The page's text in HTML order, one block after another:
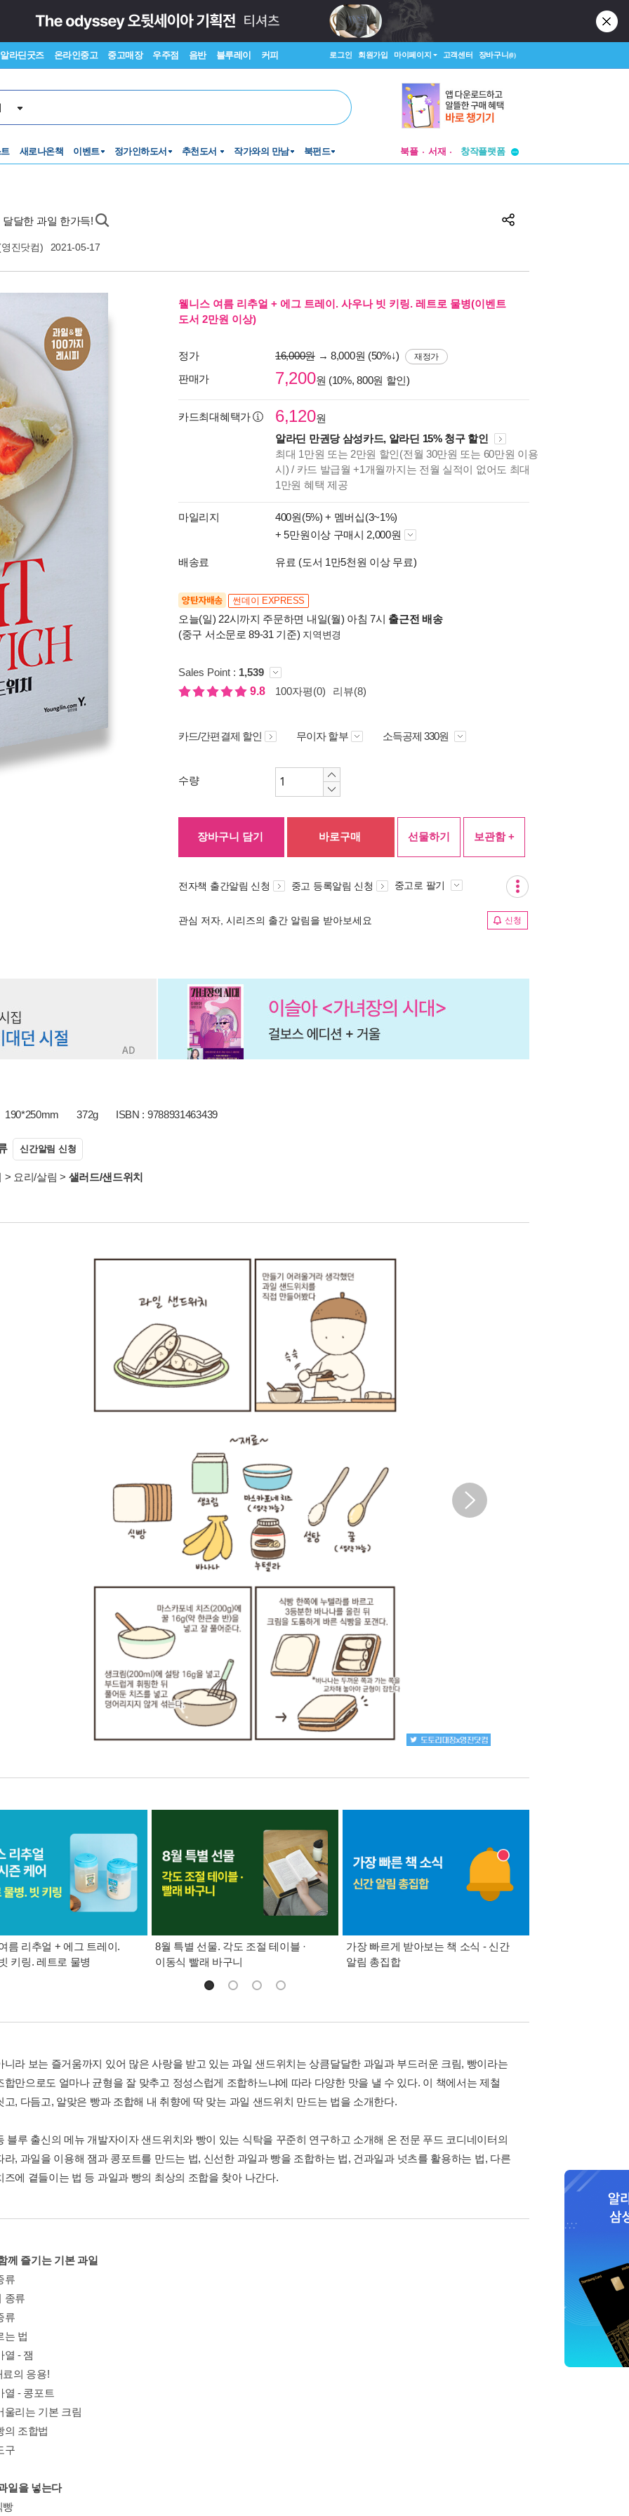
알라딘굿즈 온라인중고 중고매장 우주점 음반 블루레이 커피 로그인 회원가입 마이페이지 고객센터 장바구니(0)
새로나온책 이벤트 정가인하도서 추천도서 작가와의 만남 북펀드 북플 서재
창작플랫폼
달한 과일 한가득!
진닷컴) 2021-05-17
웰니스 여름 리추얼 + 에그 트레이. 사우나 빗 키링. 레트로 물병(이벤트
도서 2만원 이상)
정가 16,000원→ 8,000원 (50%↓) 재정가
판매가 7,200원 (10%, 800원 할인)
카드최대혜택가 6,120원
알라딘 만권당 삼성카드, 알라딘 15% 청구 할인
최대 1만원 또는 2만원 할인(전월 30만원 또는 60만원 이용
시) / 카드 발급월 +1개월까지는 전월 실적이 없어도 최대
1만원 혜택 제공
마일리지 400원(5%) + 멤버십(3~1%)
+ 5만원이상 구매시 2,000원
배송료 유료 (도서 1만5천원 이상 무료)
양탄자배송 썬데이 EXPRESS
오늘(일) 22시까지 주문하면 내일(월) 아침 7시 출근전 배송
(중구 서소문로 89-31 기준) 지역변경
Sales Point : 1,539
9.8
100자평(0) 리뷰(8)
카드/간편결제 할인 무이자 할부 소득공제 330원
수량
장바구니 담기 바로구매 선물하기 보관함 +
전자책 출간알림 신청 중고 등록알림 신청 중고로 팔기
관심 저자, 시리즈의 출간 알림을 받아보세요 신청
190*250mm 372g ISBN : 9788931463439
신간알림 신청
> 요리/살림 > 샐러드/샌드위치
름 리추얼 + 에그 트레이.
키링. 레트로 물병
8월 특별 선물. 각도 조절 테이블 ·
이동식 빨래 바구니
가장 빠르게 받아보는 책 소식 - 신간
알림 총집합
니라 보는 즐거움까지 있어 많은 사랑을 받고 있는 과일 샌드위치는 상큼달달한 과일과 부드러운 크림, 빵이라는
합만으로도 얼마나 균형을 잘 맞추고 정성스럽게 조합하느냐에 따라 다양한 맛을 낼 수 있다. 이 책에서는 제철
고, 다듬고, 알맞은 빵과 조합해 내 취향에 딱 맞는 과일 샌드위치 만드는 법을 소개한다.
블루 출신의 메뉴 개발자이자 샌드위치와 빵이 있는 식탁을 꾸준히 연구하고 소개해 온 전문 푸드 코디네이터의
라, 과일을 이용해 잼과 콩포트를 만드는 법, 신선한 과일과 빵을 조합하는 법, 건과일과 넛츠를 활용하는 법, 다른
즈에 곁들이는 법 등 과일과 빵의 최상의 조합을 찾아 나간다.
께 즐기는 기본 과일
류
종류
류
는 법
열 - 잼
료의 응용!
열 - 콩포트
울리는 기본 크림
의 조합법
구
일을 넣는다
빵